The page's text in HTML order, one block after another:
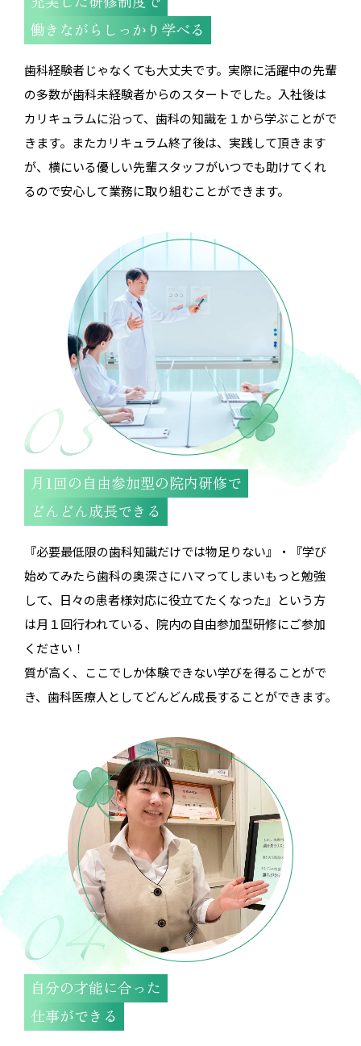
働きながらしっかり学べる
歯科経験者じゃなくても大丈夫です。実際に活躍中の先輩
の多数が歯科未経験者からのスタートでした。入社後は
カリキュラムに沿って、歯科の知識を１から学ぶことがで
きます。またカリキュラム終了後は、実践して頂きます
が、横にいる優しい先輩スタッフがいつでも助けてくれ
るので安心して業務に取り組むことができます。
月1回の自由参加型の院内研修で
どんどん成長できる
『必要最低限の歯科知識だけでは物足りない』・『学び
始めてみたら歯科の奥深さにハマってしまいもっと勉強
して、日々の患者様対応に役立てたくなった』という方
は月１回行われている、院内の自由参加型研修にご参加
ください！
質が高く、ここでしか体験できない学びを得ることがで
き、歯科医療人としてどんどん成長することができます。
自分の才能に合った
仕事ができる